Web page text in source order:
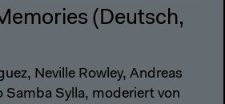
(Deutsch,
Neville Rowley, Andreas
Samba Sylla, moderiert von